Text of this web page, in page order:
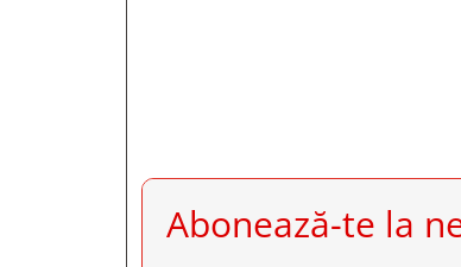
Abonează-te la